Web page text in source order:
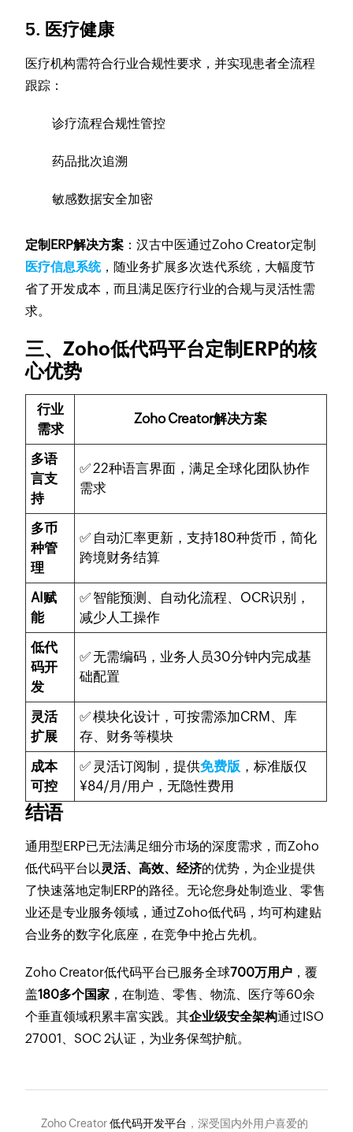
5. 医疗健康
医疗机构需符合行业合规性要求，并实现患者全流程
跟踪：
诊疗流程合规性管控
药品批次追溯
敏感数据安全加密
定制ERP解决方案 ：汉古中医通过Zoho Creator定制
医疗信息系统，随业务扩展多次迭代系统，大幅度节
省了开发成本，而且满足医疗行业的合规与灵活性需
求。
三、Zoho低代码平台定制ERP的核
心优势
行业
需求
Zoho Creator解决方案
多语
言支
持
✅ 22种语言界面，满足全球化团队协作
需求
多币
种管
理
✅ 自动汇率更新，支持180种货币，简化
跨境财务结算
AI赋
能
✅ 智能预测、自动化流程、OCR识别，
减少人工操作
低代
码开
发
✅ 无需编码，业务人员30分钟内完成基
础配置
灵活
扩展
✅ 模块化设计，可按需添加CRM、库
存、财务等模块
成本
可控
✅ 灵活订阅制，提供免费版 ，标准版仅
¥84/月/用户，无隐性费用
结语
通用型ERP已无法满足细分市场的深度需求，而Zoho
低代码平台以 灵活、高效、经济的优势，为企业提供
了快速落地定制ERP的路径。无论您身处制造业、零售
业还是专业服务领域，通过Zoho低代码，均可构建贴
合业务的数字化底座，在竞争中抢占先机。
Zoho Creator低代码平台已服务全球700万用户 ，覆
盖180多个国家 ，在制造、零售、物流、医疗等60余
个垂直领域积累丰富实践。其企业级安全架构通过ISO
27001、SOC 2认证，为业务保驾护航。
Zoho Creator低代码开发平台 ，深受国内外用户喜爱的